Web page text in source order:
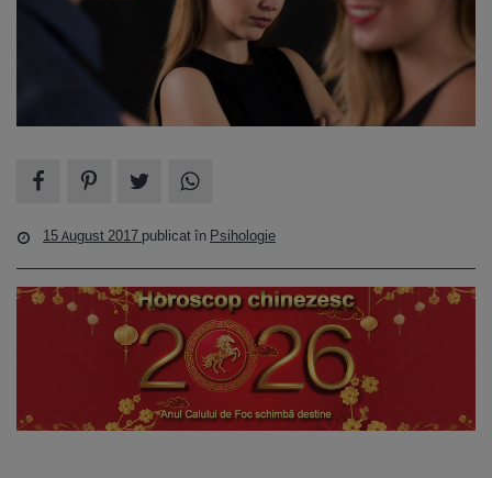
15 August 2017 publicat în Psihologie